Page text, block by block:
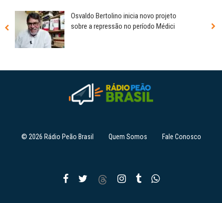
Osvaldo Bertolino inicia novo projeto
sobre a repressão no período Médici
© 2026 Rádio Peão Brasil Quem Somos Fale Conosco